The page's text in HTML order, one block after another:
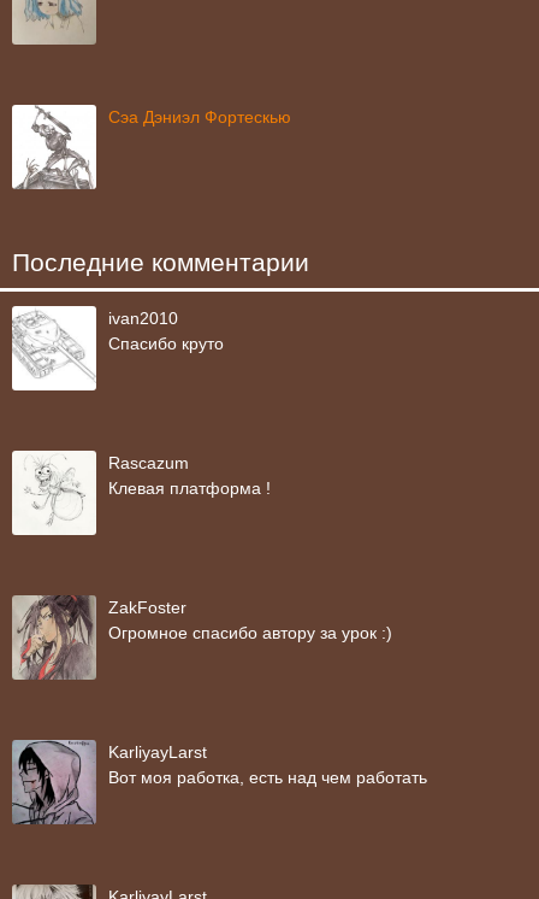
Сэа Дэниэл Фортескью
Последние комментарии
ivan2010
Спасибо круто
Rascazum
Клевая платформа !
ZakFoster
Огромное спасибо автору за урок :)
KarliyayLarst
Вот моя работка, есть над чем работать